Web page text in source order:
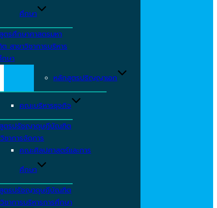
ศึกษา
ตรศึกษาศาสตรมหา
สาขาวิชาการบริหาร
กษา
หลักสูตรปริญญาเอก
คณะบริหารธุจกิจ
ตรปรัชญาดุษฎีบัณฑิต
ชาการจัดการ
คณะศิลปศาสตร์และการ
ศึกษา
ตรปรัชญาดุษฎีบัณฑิต
ชาการบริหารการศึกษา